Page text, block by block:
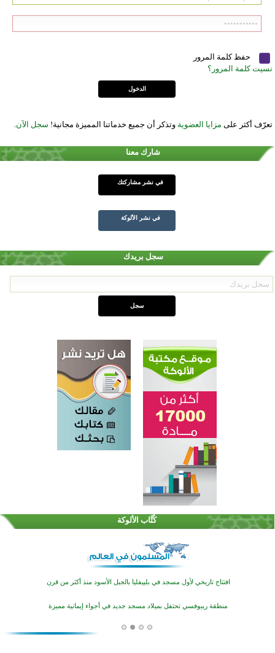
حفظ كلمة المرور
نسيت كلمة المرور؟
تعرّف أكثر على مزايا العضوية وتذكر أن جميع خدماتنا المميزة مجانية! سجل الآن
شارك معنا
في نشر مشاركتك
في نشر الألوكة
سجل بريدك
كُتَّاب الألوكة
اختتام الدورة التاسعة لمسابقة حفظ وتلاوة القرآن الكريم في أزناكاييف
تيسليتش تختتم برنامجا تعليميا لتعزيز القيم وبناء الشخصية للشباب المسلمين
اختتام منافسات قرآنية متميزة في بنغلاديش بمشاركة 3000 متسابق
افتتاح تاريخي لأول مسجد في بلييفليا بالجبل الأسود منذ أكثر من قرن
منطقة ريبوفسي تحتفل بميلاد مسجد جديد في أجواء إيمانية مميزة
أكبر مشروع إسلامي في ريف أستراليا يفتتح أبوابه بعد سنوات من العمل والعطاء